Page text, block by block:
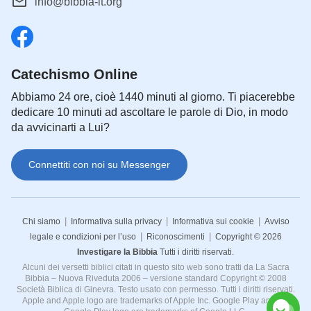
Figliuolo nel quale mi son compiaciuto
3:17)
E che dire della
Getsemani, quando Egli chiamò Padre il Dio in
cielo? Perché la Bibbia ha le denominazioni di
Padre e Figlio?”.
domanda cruciale. Poiché molte persone non
vedono chiaramente questa domanda, esse usano
relativa al Dio Trinitario, e credono che il Signore
Gesù abbia un Padre. È giusto affermare ciò? La
Bibbia documenta una conversazione tra il Signore
Gesù e Filippo: ‘Filippo gli disse: Signore, mostraci il
Padre, e ci basta. Gesù gli disse: Da tanto tempo
Catechismo Online
Abbiamo 24 ore, cioè 1440 minuti al giorno. Ti piacerebbe
dedicare 10 minuti ad ascoltare le parole di Dio, in modo
da avvicinarti a Lui?
Connettiti con noi su Messenger
Chi siamo Informativa sulla privacy Informativa sui cookie
Avviso
legale e condizioni per l’uso
Riconoscimenti
Copyright © 2026
Investigare la Bibbia Tutti i diritti riservati.
Alcuni dei versetti biblici citati in questo sito web sono tratti da La Sacra
Bibbia – Nuova Riveduta 2006 – versione standard Copyright © 2008
Società Biblica di Ginevra. Testo usato con permesso. Tutti i diritti riservati.
Apple and Apple logo are trademarks of Apple Inc. Google Play and the